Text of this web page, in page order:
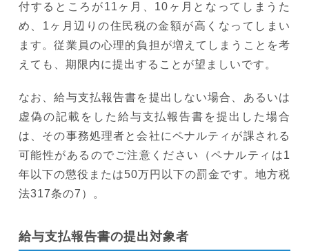
付するところが11ヶ月、10ヶ月となってしまうた
め、1ヶ月辺りの住民税の金額が高くなってしまい
ます。従業員の心理的負担が増えてしまうことを考
えても、期限内に提出することが望ましいです。
なお、給与支払報告書を提出しない場合、あるいは
虚偽の記載をした給与支払報告書を提出した場合
は、その事務処理者と会社にペナルティが課される
可能性があるのでご注意ください（ペナルティは1
年以下の懲役または50万円以下の罰金です。地方税
法317条の7）。
給与支払報告書の提出対象者